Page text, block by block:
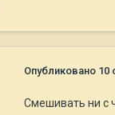
Опубликовано 10
Смешивать ни с